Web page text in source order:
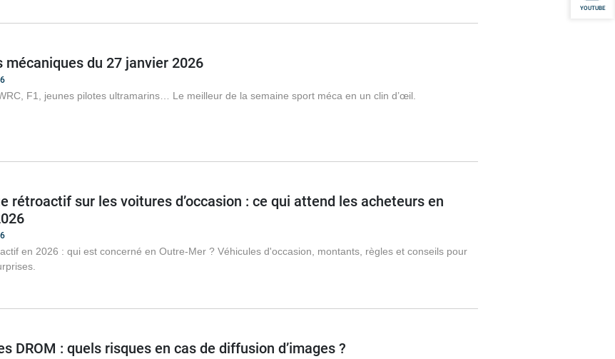
YOUTUBE
mécaniques du 27 janvier 2026
F1, jeunes pilotes ultramarins… Le meilleur de la semaine sport méca en un clin d’œil.
rétroactif sur les voitures d’occasion : ce qui attend les acheteurs en
en 2026 : qui est concerné en Outre-Mer ? Véhicules d'occasion, montants, règles et conseils pour
DROM : quels risques en cas de diffusion d’images ?